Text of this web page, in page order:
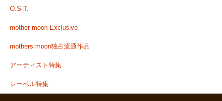
O.S.T.
mother moon Exclusive
mothers moon独占流通作品
アーティスト特集
レーベル特集